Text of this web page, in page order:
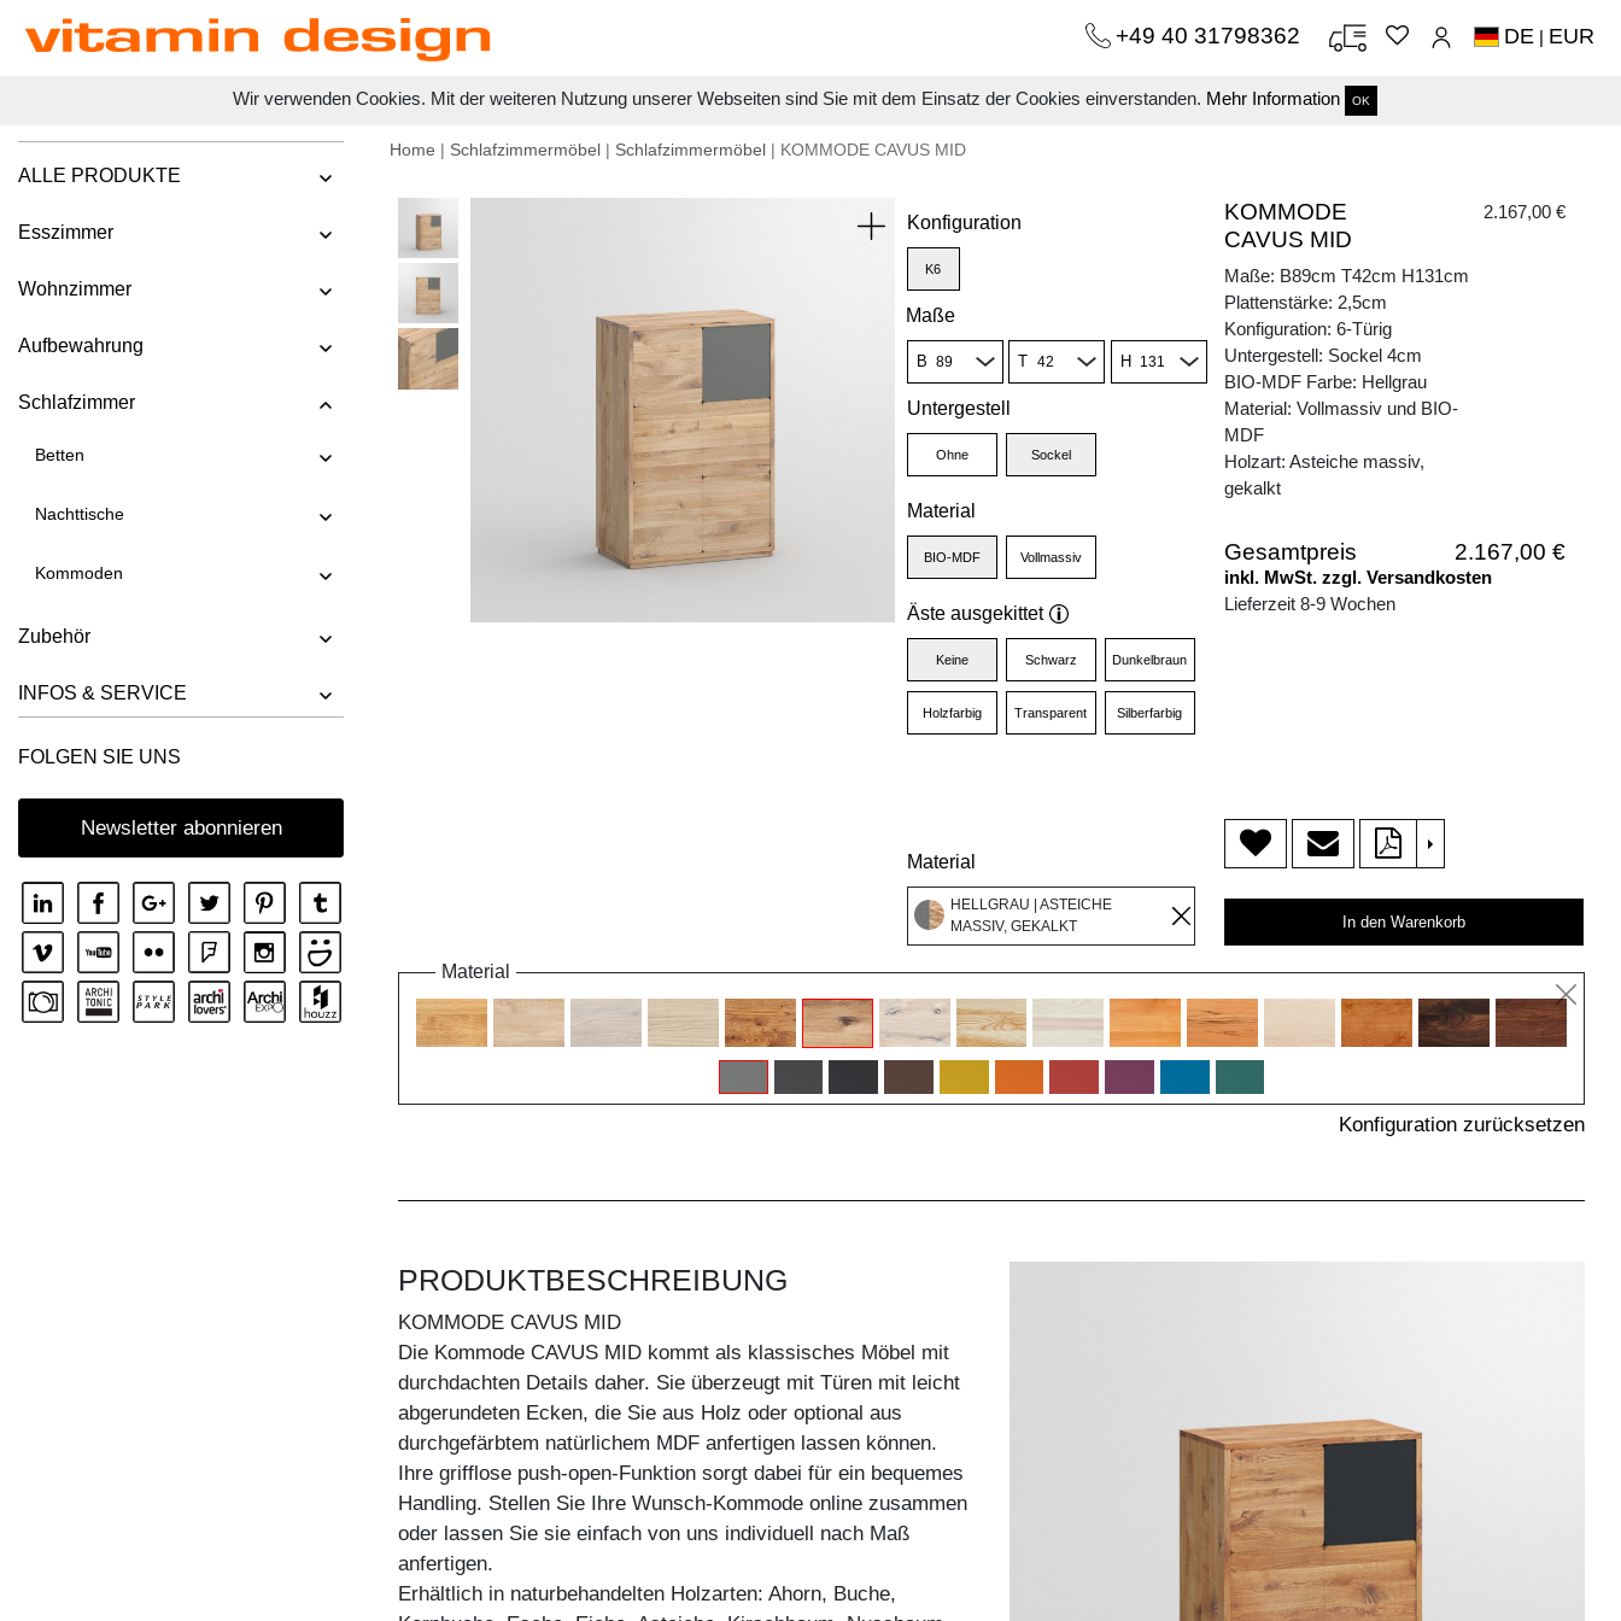
Wir verwenden Cookies. Mit der weiteren Nutzung unserer Webseiten sind Sie mit dem Einsatz der Cookies einverstanden. Mehr Information OK
+49 40 31798362 DE | EUR
ALLE PRODUKTE
Esszimmer
Wohnzimmer
Aufbewahrung
Schlafzimmer
Betten
Nachttische
Kommoden
Zubehör
INFOS & SERVICE
FOLGEN SIE UNS
Newsletter abonnieren
Home | Schlafzimmermöbel | Schlafzimmermöbel | KOMMODE CAVUS MID
Konfiguration
K6
Maße
B T H
Untergestell
Ohne Sockel
Material
BIO-MDF Vollmassiv
Äste ausgekittet
Keine Schwarz Dunkelbraun
Holzfarbig Transparent Silberfarbig
Material
HELLGRAU | ASTEICHE
MASSIV, GEKALKT
KOMMODE
CAVUS MID
2.167,00 €
Maße: B89cm T42cm H131cm
Plattenstärke: 2,5cm
Konfiguration: 6-Türig
Untergestell: Sockel 4cm
BIO-MDF Farbe: Hellgrau
Material: Vollmassiv und BIO-
MDF
Holzart: Asteiche massiv,
gekalkt
Gesamtpreis 2.167,00 €
inkl. MwSt. zzgl. Versandkosten
Lieferzeit 8-9 Wochen
>
In den Warenkorb
Material
Konfiguration zurücksetzen
PRODUKTBESCHREIBUNG
KOMMODE CAVUS MID
Die Kommode CAVUS MID kommt als klassisches Möbel mit
durchdachten Details daher. Sie überzeugt mit Türen mit leicht
abgerundeten Ecken, die Sie aus Holz oder optional aus
durchgefärbtem natürlichem MDF anfertigen lassen können.
Ihre grifflose push-open-Funktion sorgt dabei für ein bequemes
Handling. Stellen Sie Ihre Wunsch-Kommode online zusammen
oder lassen Sie sie einfach von uns individuell nach Maß
anfertigen.
Erhältlich in naturbehandelten Holzarten: Ahorn, Buche,